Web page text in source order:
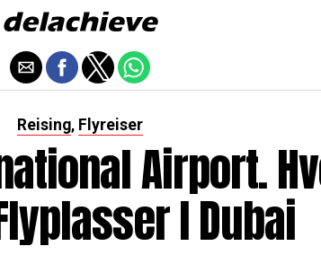
Reising, Flyreiser
Airport.
I Dubai